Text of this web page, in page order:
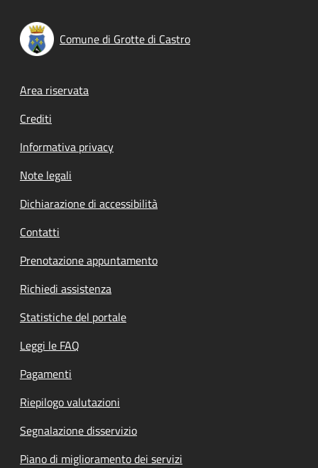
Comune di Grotte di Castro
Footer menu
Area riservata
Crediti
Informativa privacy
Note legali
Dichiarazione di accessibilità
Contatti
Prenotazione appuntamento
Richiedi assistenza
Statistiche del portale
Leggi le FAQ
Pagamenti
Riepilogo valutazioni
Segnalazione disservizio
Piano di miglioramento dei servizi